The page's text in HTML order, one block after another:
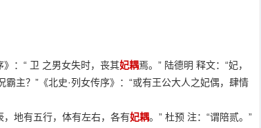
》：“ 卫 之男女失时，丧其妃耦焉。” 陆德明 释文：“妃，
霸主？”《北史·列女传序》：“或有王公大人之妃偶，肆情
，地有五行，体有左右，各有妃耦。” 杜预 注：“谓陪贰。”